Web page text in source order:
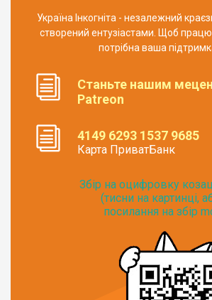
Україна Інкогніта - незалежний
створений ентузіастами. Щоб
потрібна ваша
Станьте нашим
Patreon
4149 6293 1537 9685
Карта ПриватБанк
Збір на оцифровку
(тисни на картинці,
посилання на збір